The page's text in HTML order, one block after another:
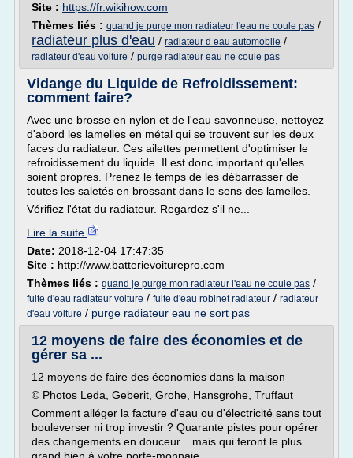
Site : https://fr.wikihow.com
Thèmes liés : quand je purge mon radiateur l'eau ne coule pas /
radiateur plus d'eau / radiateur d eau automobile /
radiateur d'eau voiture / purge radiateur eau ne coule pas
Vidange du Liquide de Refroidissement:
comment faire?
Avec une brosse en nylon et de l'eau savonneuse, nettoyez
d'abord les lamelles en métal qui se trouvent sur les deux
faces du radiateur. Ces ailettes permettent d'optimiser le
refroidissement du liquide. Il est donc important qu'elles
soient propres. Prenez le temps de les débarrasser de
toutes les saletés en brossant dans le sens des lamelles.
Vérifiez l'état du radiateur. Regardez s'il ne...
Lire la suite
Date: 2018-12-04 17:47:35
Site : http://www.batterievoiturepro.com
Thèmes liés : quand je purge mon radiateur l'eau ne coule pas /
fuite d'eau radiateur voiture / fuite d'eau robinet radiateur / radiateur
d'eau voiture / purge radiateur eau ne sort pas
12 moyens de faire des économies et de
gérer sa ...
12 moyens de faire des économies dans la maison
© Photos Leda, Geberit, Grohe, Hansgrohe, Truffaut
Comment alléger la facture d'eau ou d'électricité sans tout
bouleverser ni trop investir ? Quarante pistes pour opérer
des changements en douceur... mais qui feront le plus